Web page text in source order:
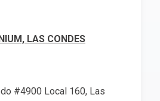
LAS CONDES
#4900 Local 160, Las